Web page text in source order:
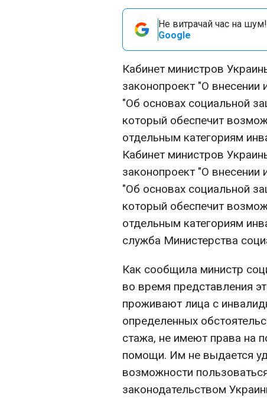
Не витрачай час на шум!
Google
Кабинет министров
законопроект "О внесении
"Об основах социальной
который обеспечит
отдельным категориям
Кабинет министров
законопроект "О внесении
"Об основах социальной
который обеспечит
отдельным категориям
служба Министерства
Как сообщила министр
во время представления
проживают лица с
определенных
стажа, не имеют права на
помощи. Им не выдается
возможности
законодательством